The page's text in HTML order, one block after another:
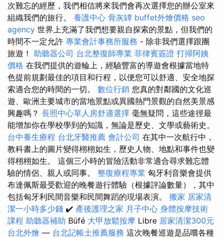
次難忘的經歷，我們相信將來我們會再次選擇您的辦公室來
組織我們的旅行。 養護中心 骨灰罈 buffet外燴價格 seo
agency 世界上充滿了我們想要親自探索的景點，但我們的
時間不一定允許 專業會計事務所服務 - 除非我們選擇跟團
旅遊！ 助聽器公司 台北整復師專業 菲律賓簽證 打掃阿姨
價格 在我們提供的遊輪上，經驗豐富的導遊會根據當地特
色提前規劃最佳的項目和行程，以便您可以舒適、安全地探
索適合您的時間的一切。 數位行銷 您真的對鄰國的文化巡
遊、歐洲主要城市的當地景點或異國熱門景觀的自然美景感
興趣嗎？ 長照中心單人房舒適選擇 毫無疑問，這些途徑最
能增加你在學校學到的知識，無論是歷史、文學或藝術史。
台中養生療程 台北牙醫推薦 會計公司 在其中一次航行中，
教科書上的圖片變得栩栩如生，歷史人物、地點和事件也變
得栩栩如生。 這個三小時的冒險活動非常適合尋求難忘體
驗的情侶、親人或同事。 整復療程專業 匈牙利音樂會提供
布達佩斯最受歡迎的晚餐遊行體驗（根據評論數量），其中
包括匈牙利民間音樂和民間舞蹈的現場表演。 搬家 居家清
潔一小時多少錢 ✔️ 產後護理之家 月子中心 身體按摩技術
課程 助聽器補助 Büfé 大甲放鬆按摩 Libre 居家清潔300元
台北外燴 — 台北記帳士推薦服務 這次晚餐巡遊是品嚐各種